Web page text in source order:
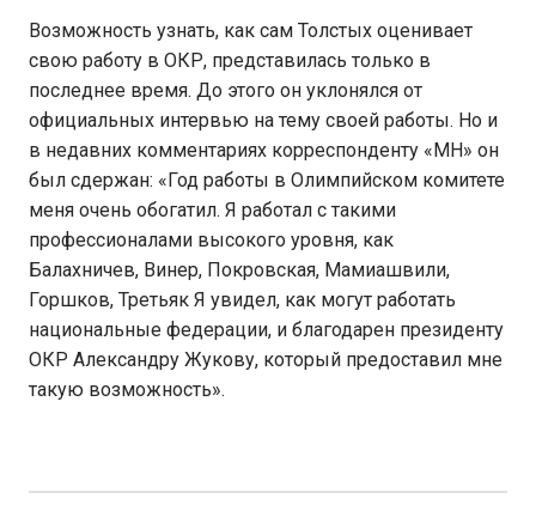
Возможность узнать, как сам Толстых оценивает
свою работу в ОКР, представилась только в
последнее время. До этого он уклонялся от
официальных интервью на тему своей работы. Но и
в недавних комментариях корреспонденту «МН» он
был сдержан: «Год работы в Олимпийском комитете
меня очень обогатил. Я работал с такими
профессионалами высокого уровня, как
Балахничев, Винер, Покровская, Мамиашвили,
Горшков, Третьяк Я увидел, как могут работать
национальные федерации, и благодарен президенту
ОКР Александру Жукову, который предоставил мне
такую возможность».